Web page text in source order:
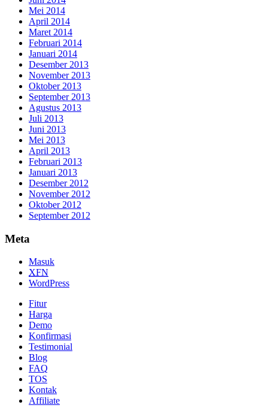
Mei 2014
April 2014
Maret 2014
Februari 2014
Januari 2014
Desember 2013
November 2013
Oktober 2013
September 2013
Agustus 2013
Juli 2013
Juni 2013
Mei 2013
April 2013
Februari 2013
Januari 2013
Desember 2012
November 2012
Oktober 2012
September 2012
Meta
Masuk
XFN
WordPress
Fitur
Harga
Demo
Konfirmasi
Testimonial
Blog
FAQ
TOS
Kontak
Affiliate